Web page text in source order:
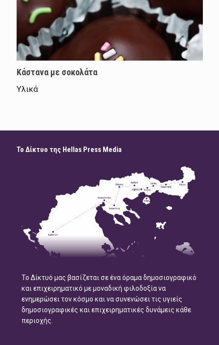
Κάστανα με σοκολάτα
Υλικά
Το Δίκτυο της Hellas Press Media
Το Δίκτυό μας βασίζεται σε ένα όραμα δημοσιογραφικό
και επιχειρηματικό με μοναδική φιλοδοξία να
ενημερώσει τον κόσμο και να συνενώσει τις υγιείς
δημοσιογραφικές και επιχειρηματικές δυνάμεις κάθε
περιοχής.